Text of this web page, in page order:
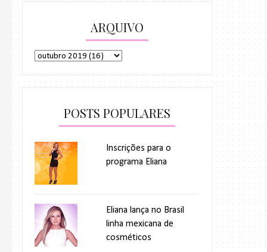
ARQUIVO
POSTS POPULARES
Inscrições para o
programa Eliana
Eliana lança no Brasil
linha mexicana de
cosméticos